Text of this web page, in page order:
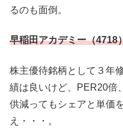
るのも面倒。
早稲田アカデミー（4718
株主優待銘柄として３年
績は良いけど、PER20倍
供減ってもシェアと単価
え・・・。